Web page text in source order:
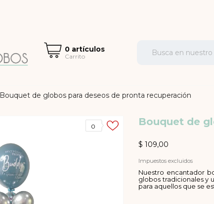
0 artículos
Carrito
Bouquet de globos para deseos de pronta recuperación
0 Bouquet de
$ 109,00
Impuestos excluidos
Nuestro encantador
globos tradicionales y
para aquellos que se